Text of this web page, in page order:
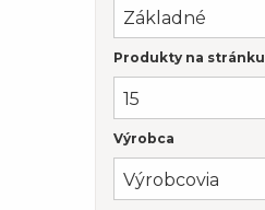
Produkty na stránku
Výrobca
Výrobcovia